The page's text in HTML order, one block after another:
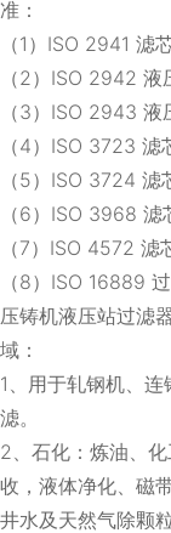
准：
（1）ISO 2941 滤
（2）ISO 2942
（3）ISO 2943
（4）ISO 3723 滤
（5）ISO 3724 滤
（6）ISO 3968
（7）ISO 4572
（8）ISO 16889
压铸机液压站过滤
域：
1、用于轧钢机、
滤。
2、石化：炼油、
收，液体净化、磁
井水及天然气除颗粒